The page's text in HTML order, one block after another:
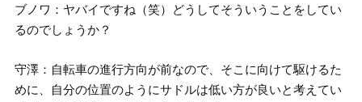
ブノワ：ヤバイですね（笑）どうしてそういうことをしてい
るのでしょうか？
守澤：自転車の進行方向が前なので、そこに向けて駆けるた
めに、自分の位置のようにサドルは低い方が良いと考えてい